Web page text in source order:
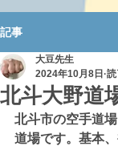
記事
北斗大野道
大豆先生
2024年10月8日
北斗市の空手道
道場です。基本